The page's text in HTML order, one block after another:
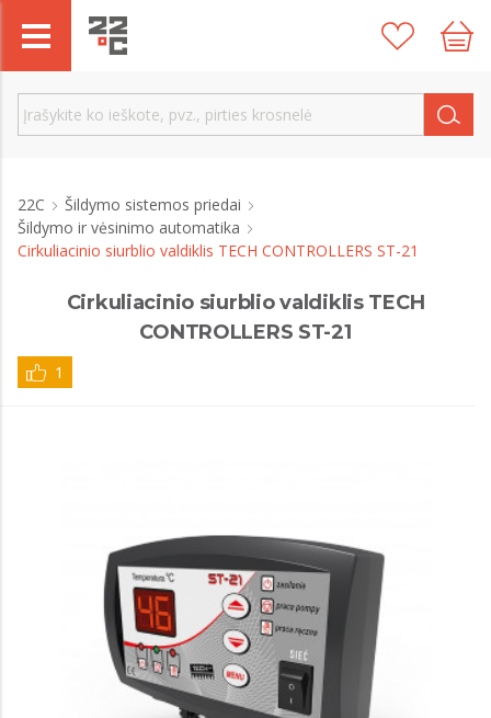
22C
Šildymo sistemos priedai
Šildymo ir vėsinimo automatika
Cirkuliacinio siurblio valdiklis TECH CONTROLLERS ST-21
Cirkuliacinio siurblio valdiklis TECH
CONTROLLERS ST-21
1